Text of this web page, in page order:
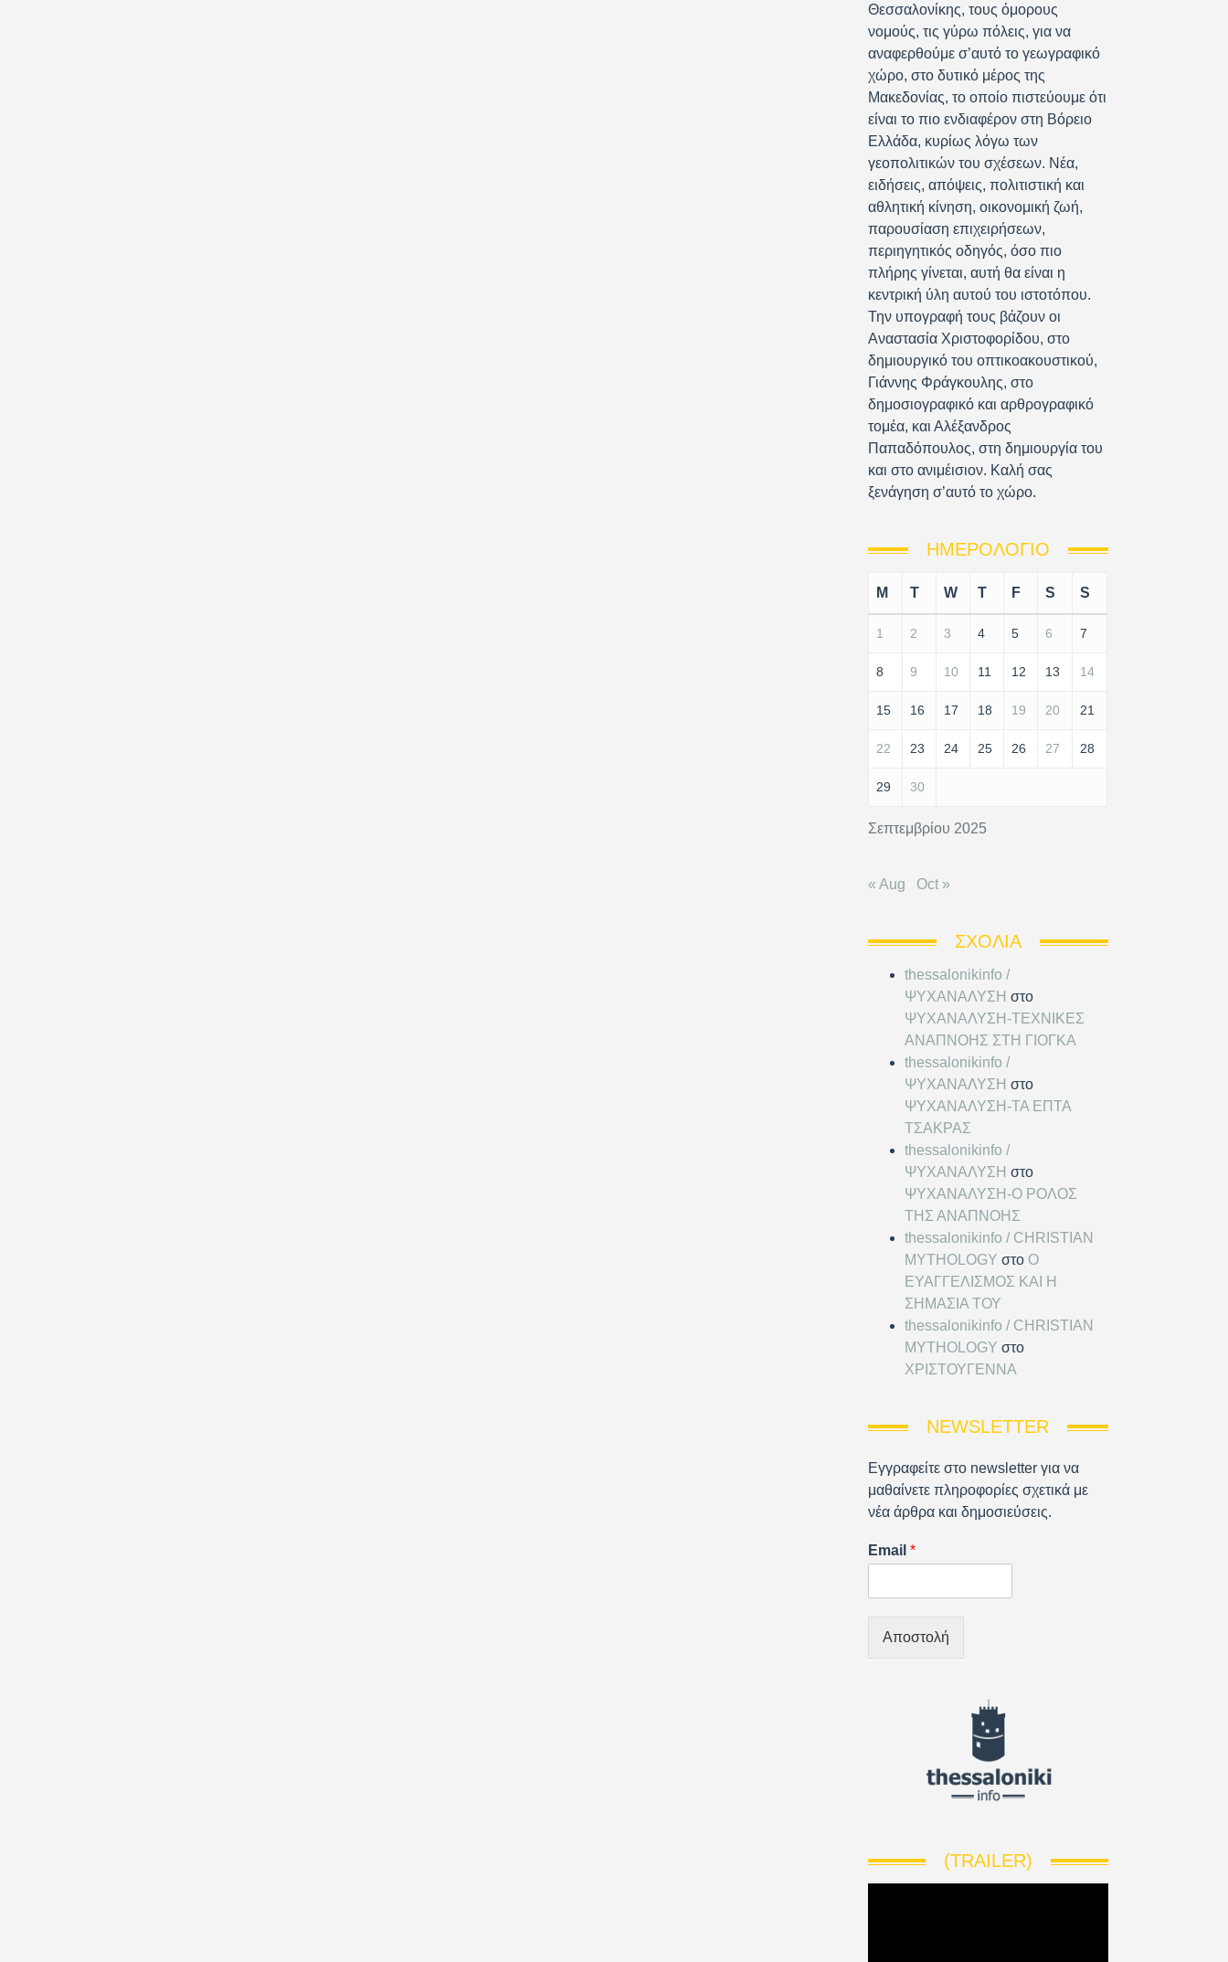
Θεσσαλονίκης, τους όμορους
νομούς, τις γύρω πόλεις, για να
αναφερθούμε σ’αυτό το γεωγραφικό
χώρο, στο δυτικό μέρος της
Μακεδονίας, το οποίο πιστεύουμε ότι
είναι το πιο ενδιαφέρον στη Βόρειο
Ελλάδα, κυρίως λόγω των
γεοπολιτικών του σχέσεων. Νέα,
ειδήσεις, απόψεις, πολιτιστική και
αθλητική κίνηση, οικονομική ζωή,
παρουσίαση επιχειρήσεων,
περιηγητικός οδηγός, όσο πιο
πλήρης γίνεται, αυτή θα είναι η
κεντρική ύλη αυτού του ιστοτόπου.
Την υπογραφή τους βάζουν οι
Αναστασία Χριστοφορίδου, στο
δημιουργικό του οπτικοακουστικού,
Γιάννης Φράγκουλης, στο
δημοσιογραφικό και αρθρογραφικό
τομέα, και Αλέξανδρος
Παπαδόπουλος, στη δημιουργία του
και στο ανιμέισιον. Καλή σας
ξενάγηση σ’αυτό το χώρο.
ΗΜΕΡΟΛΌΓΙΟ
Σεπτεμβρίου 2025
M T W T F S S
1 2 3 4 5 6 7
8 9 10 11 12 13 14
15 16 17 18 19 20 21
22 23 24 25 26 27 28
29 30
« Aug Oct »
ΣΧΌΛΙΑ
thessalonikinfo /
ΨΥΧΑΝΑΛΥΣΗ στο
ΨΥΧΑΝΑΛΥΣΗ-ΤΕΧΝΙΚΕΣ
ΑΝΑΠΝΟΗΣ ΣΤΗ ΓΙΟΓΚΑ
thessalonikinfo /
ΨΥΧΑΝΑΛΥΣΗ στο
ΨΥΧΑΝΑΛΥΣΗ-ΤΑ ΕΠΤΑ
ΤΣΑΚΡΑΣ
thessalonikinfo /
ΨΥΧΑΝΑΛΥΣΗ στο
ΨΥΧΑΝΑΛΥΣΗ-Ο ΡΟΛΟΣ
ΤΗΣ ΑΝΑΠΝΟΗΣ
thessalonikinfo / CHRISTIAN
MYTHOLOGY στο Ο
ΕΥΑΓΓΕΛΙΣΜΟΣ ΚΑΙ Η
ΣΗΜΑΣΙΑ ΤΟΥ
thessalonikinfo / CHRISTIAN
MYTHOLOGY στο
ΧΡΙΣΤΟΥΓΕΝΝΑ
NEWSLETTER
Εγγραφείτε στο newsletter για να
μαθαίνετε πληροφορίες σχετικά με
νέα άρθρα και δημοσιεύσεις.
Email*
Αποστολή
(TRAILER)